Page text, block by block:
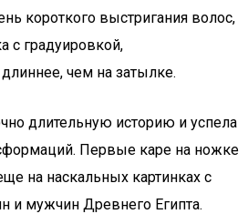
короткого выстригания волос,
с градуировкой,
чем на затылке.
длительную историю и успела
Первые каре на ножке
на наскальных картинках с
и мужчин Древнего Египта.